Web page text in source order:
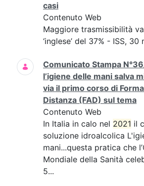
casi
Contenuto Web
Maggiore trasmissibilità
‘inglese’ del 37% - ISS, 30
Comunicato Stampa
l’igiene delle mani salva
via il primo corso di
Distanza (FAD) sul tema
Contenuto Web
In Italia in calo nel 2021 il
soluzione idroalcolica
mani...questa pratica che
Mondiale della Sanità
5...